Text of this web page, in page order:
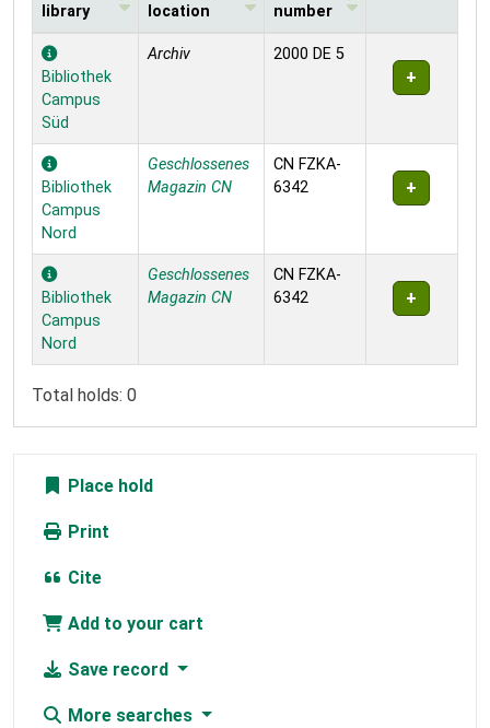
Holdings
library
location
number
Bibliothek
Campus
Süd
Archiv 2000 DE 5
Bibliothek
Campus
Nord
Geschlossenes
Magazin CN
CN FZKA-
6342
Bibliothek
Campus
Nord
Geschlossenes
Magazin CN
CN FZKA-
6342
Total holds: 0
Place hold
Print
Cite
Add to your cart
Save record
More searches